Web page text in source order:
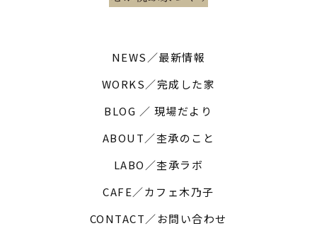
NEWS／最新情報
WORKS／完成した家
BLOG ／ 現場だより
ABOUT／杢承のこと
LABO／杢承ラボ
CAFE／カフェ木乃子
CONTACT／お問い合わせ